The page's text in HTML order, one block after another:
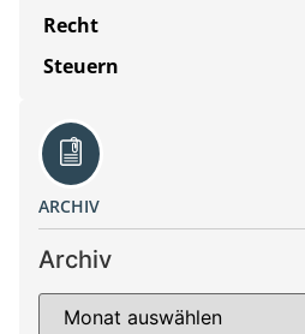
Recht
Steuern
ARCHIV
Archiv